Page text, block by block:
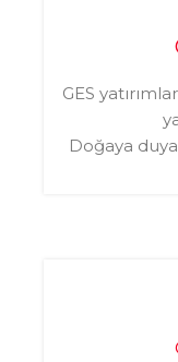
GES
Doğaya